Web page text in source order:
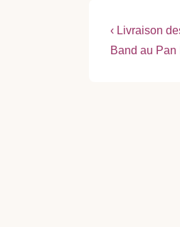
de
Previous
Post
‹ Livraison
Band au Pan